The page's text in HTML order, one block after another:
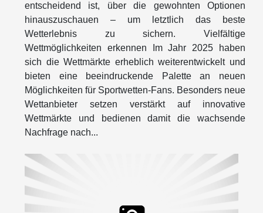
entscheidend ist, über die gewohnten Optionen
hinauszuschauen – um letztlich das beste
Wetterlebnis zu sichern. Vielfältige
Wettmöglichkeiten erkennen Im Jahr 2025 haben
sich die Wettmärkte erheblich weiterentwickelt und
bieten eine beeindruckende Palette an neuen
Möglichkeiten für Sportwetten-Fans. Besonders neue
Wettanbieter setzen verstärkt auf innovative
Wettmärkte und bedienen damit die wachsende
Nachfrage nach...